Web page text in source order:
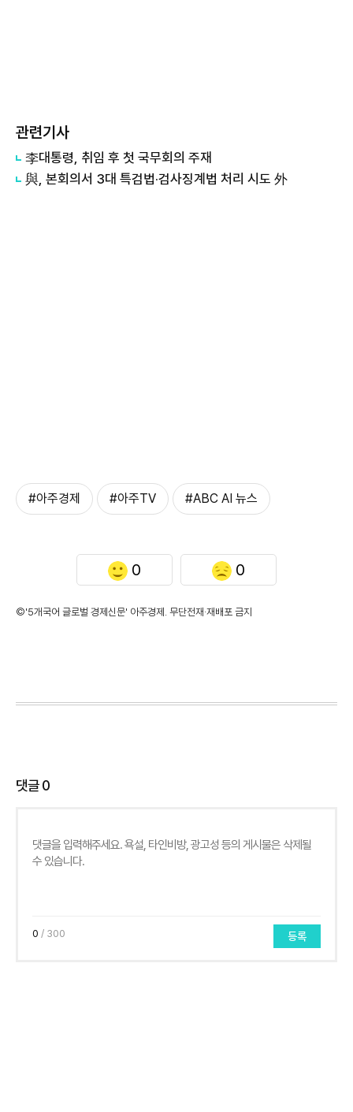
관련기사
李대통령, 취임 후 첫 국무회의 주재
與, 본회의서 3대 특검법·검사징계법 처리 시도 外
#아주경제 #아주TV #ABC AI 뉴스
0 0
©'5개국어 글로벌 경제신문' 아주경제. 무단전재·재배포 금지
댓글0
0 / 300 등록